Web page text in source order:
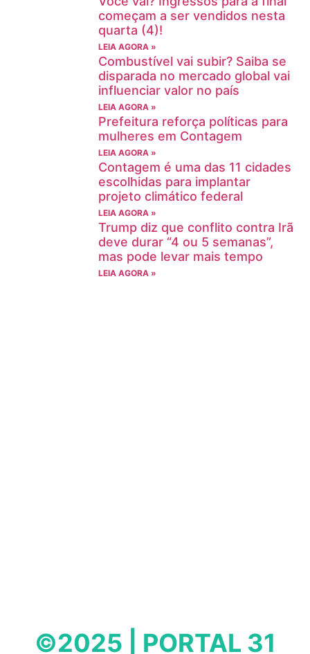
começam a ser vendidos nesta
quarta (4)!
LEIA AGORA »
Combustível vai subir? Saiba se
disparada no mercado global vai
influenciar valor no país
LEIA AGORA »
Prefeitura reforça políticas para
mulheres em Contagem
LEIA AGORA »
Contagem é uma das 11 cidades
escolhidas para implantar
projeto climático federal
LEIA AGORA »
Trump diz que conflito contra Irã
deve durar “4 ou 5 semanas”,
mas pode levar mais tempo
LEIA AGORA »
©2025 | PORTAL 31